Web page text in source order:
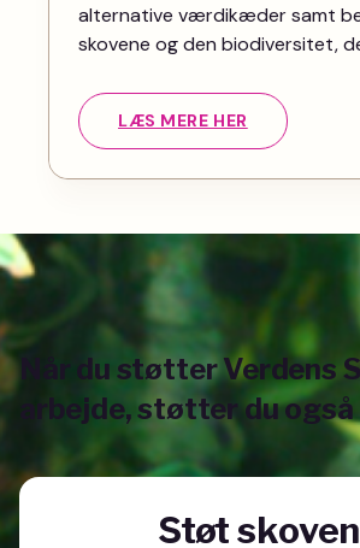
alternative værdikæder samt
skovene og den biodiversitet,
LÆS MERE HER
Når du støtter Verdens
arbejde, støtter du også
Støt